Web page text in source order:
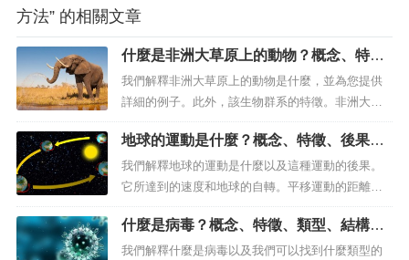
方法” 的相關文章
什麼是非洲大草原上的動物？概念、特徵
和例子
我們解釋非洲大草原上的動物是什麼，並為您提供
詳細的例子。此外，該生物群系的特徵。非洲大草
原的動物適應強烈的氣候變遷。非洲大草原有哪些
動物？稀樹草原是一種以大片草原為特徵的生物群
落，是叢林和半沙漠之間的過渡帶。主要植被由
草、灌木和小喬木組成。最大的熱帶草原出現在非
洲，規模較小的草原則出現在亞洲、澳洲和...
地球的運動是什麼？概念、特徵、後果和
速度
我們解釋地球的運動是什麼以及這種運動的後果。
它所達到的速度和地球的自轉。平移運動的距離達
到9.3億公里。地球的運動是什麼？地球的平移是行
星繞太陽運行的運動之一。完成這段旅程需要365天
6小時。每四年，這些時間加起來總計為 24 小時。
什麼是病毒？概念、特徵、類型、結構以
及一些例子
我們解釋什麼是病毒以及我們可以找到什麼類型的